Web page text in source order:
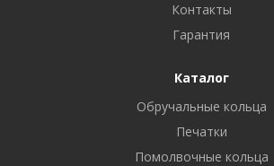
Контакты
Гарантия
Каталог
Обручальные кольца
Печатки
Помолвочные кольца